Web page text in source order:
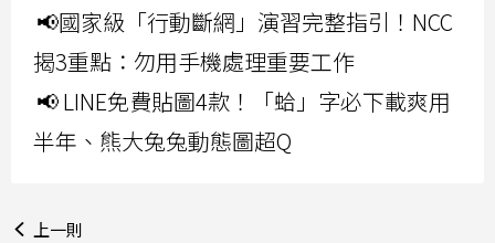
📢國家級「行動斷網」演習完整指引！NCC
揭3重點：勿用手機處理重要工作
📢 LINE免費貼圖4款！「蛤」字必下載爽用
半年、熊大兔兔動態圖超Q
上一則